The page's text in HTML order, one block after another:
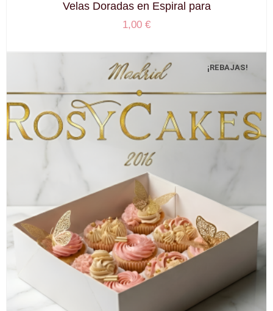
Velas Doradas en Espiral para
1,00 €
¡REBAJAS!